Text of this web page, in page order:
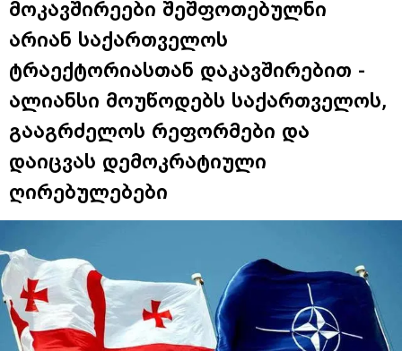
მოკავშირეები შეშფოთებულნი
არიან საქართველოს
ტრაექტორიასთან დაკავშირებით -
ალიანსი მოუწოდებს საქართველოს,
გააგრძელოს რეფორმები და
დაიცვას დემოკრატიული
ღირებულებები